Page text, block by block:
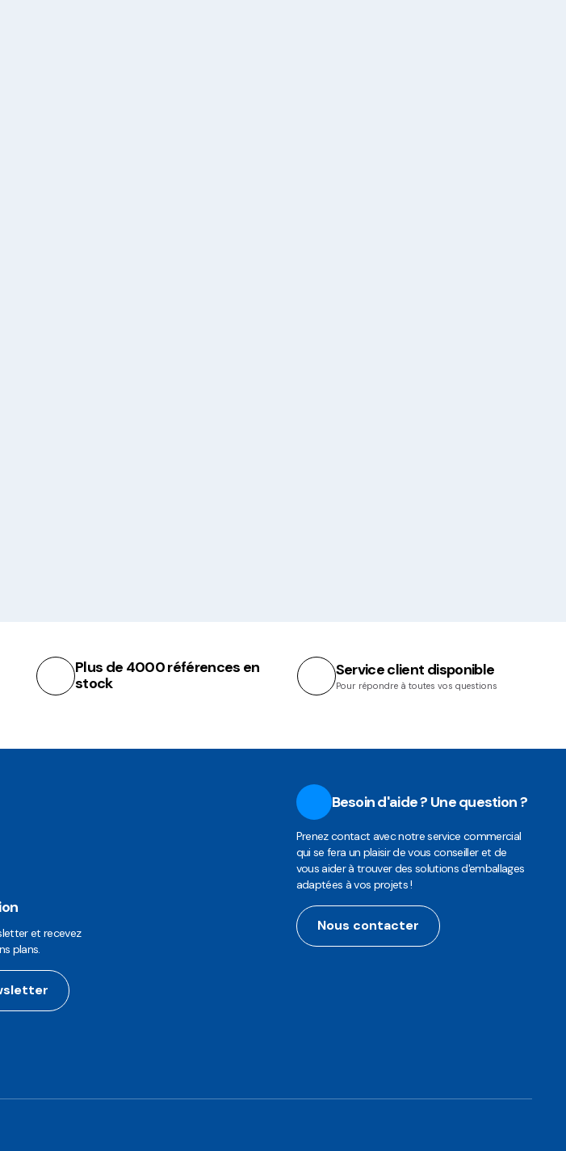
Plus de 4000 références en
stock
Service client disponible
Pour répondre à toutes vos questions
et recevez
plans.
Besoin d'aide ? Une question ?
Prenez contact avec notre service commercial
qui se fera un plaisir de vous conseiller et de
vous aider à trouver des solutions d'emballages
adaptées à vos projets !
Nous contacter